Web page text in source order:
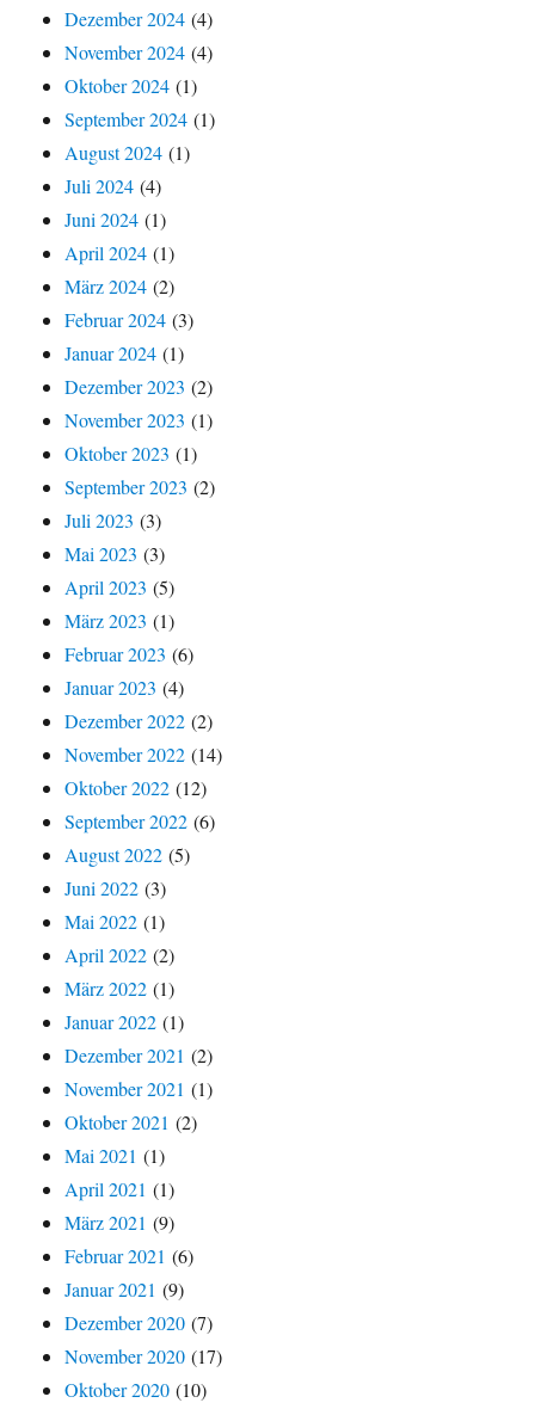
Dezember 2024 (4)
November 2024 (4)
Oktober 2024 (1)
September 2024 (1)
August 2024 (1)
Juli 2024 (4)
Juni 2024 (1)
April 2024 (1)
März 2024 (2)
Februar 2024 (3)
Januar 2024 (1)
Dezember 2023 (2)
November 2023 (1)
Oktober 2023 (1)
September 2023 (2)
Juli 2023 (3)
Mai 2023 (3)
April 2023 (5)
März 2023 (1)
Februar 2023 (6)
Januar 2023 (4)
Dezember 2022 (2)
November 2022 (14)
Oktober 2022 (12)
September 2022 (6)
August 2022 (5)
Juni 2022 (3)
Mai 2022 (1)
April 2022 (2)
März 2022 (1)
Januar 2022 (1)
Dezember 2021 (2)
November 2021 (1)
Oktober 2021 (2)
Mai 2021 (1)
April 2021 (1)
März 2021 (9)
Februar 2021 (6)
Januar 2021 (9)
Dezember 2020 (7)
November 2020 (17)
Oktober 2020 (10)